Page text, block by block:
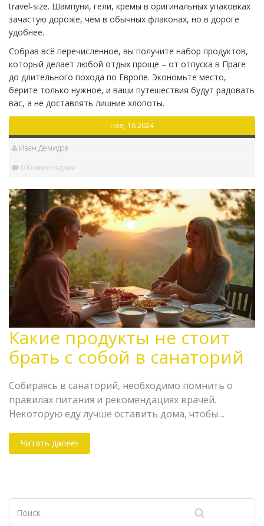
travel‑size. Шампуни, гели, кремы в оригинальных упаковках
зачастую дороже, чем в обычных флаконах, но в дороге
удобнее.
Собрав всё перечисленное, вы получите набор продуктов,
который делает любой отдых проще – от отпуска в Праге
до длительного похода по Европе. Экономьте место,
берите только нужное, и ваши путешествия будут радовать
вас, а не доставлять лишние хлопоты.
ноя, 16 2024
Иван Демидов
0 Комментарии
Какие продукты не стоит
брать с собой в санаторий
Собираясь в санаторий, необходимо помнить о
правилах питания и рекомендациях врачей.
Некоторую еду лучше оставить дома, чтобы
избежать возможных проблем. В статье
рассматриваются продукты, которые не
помогут вам провести время в санатории с
максимальной пользой для здоровья.
Читать далее